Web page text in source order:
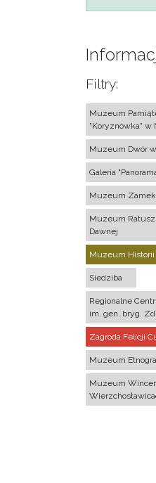
Filtry:
Muzeum
"Koryznówka"
Muzeum Dwór
Galeria
Muzeum
Muzeum
Dawnej
Muzeum Historii
Siedziba
Regionalne
im. gen. bryg.
Zagroda Felicji
Muzeum
Muzeum